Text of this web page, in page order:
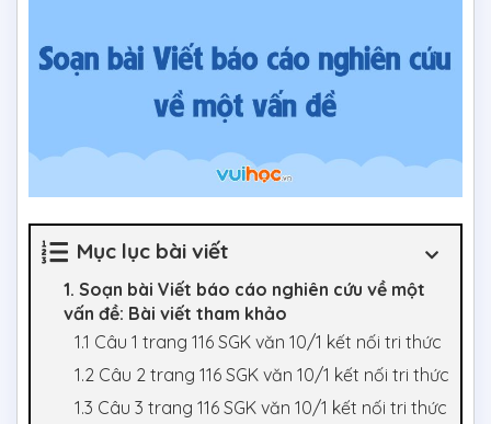
Mục lục bài viết
1. Soạn bài Viết báo cáo nghiên cứu về một
vấn đề: Bài viết tham khảo
1.1 Câu 1 trang 116 SGK văn 10/1 kết nối tri thức
1.2 Câu 2 trang 116 SGK văn 10/1 kết nối tri thức
1.3 Câu 3 trang 116 SGK văn 10/1 kết nối tri thức